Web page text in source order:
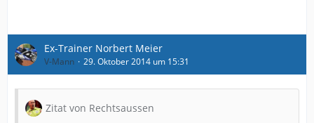
Ex-Trainer Norbert Meier
V-Mann 29. Oktober 2014 um 15:31
Zitat von Rechtsaussen